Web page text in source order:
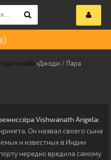
онлайн»Джоди / Пара
Vishwanath Arigela:
Он назвал своего сына
и известных в Индии
нередко вредила самому